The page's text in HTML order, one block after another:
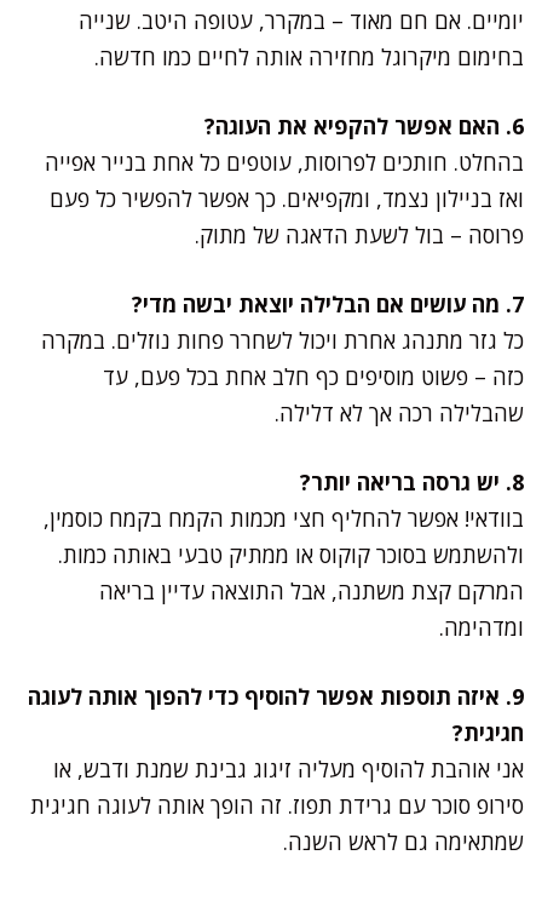
יומיים. אם חם מאוד – במקרר, עטופה היטב. שנייה
בחימום מיקרוגל מחזירה אותה לחיים כמו חדשה.
6. האם אפשר להקפיא את העוגה?
בהחלט. חותכים לפרוסות, עוטפים כל אחת בנייר אפייה
ואז בניילון נצמד, ומקפיאים. כך אפשר להפשיר כל פעם
פרוסה – בול לשעת הדאגה של מתוק.
7. מה עושים אם הבלילה יוצאת יבשה מדי?
כל גזר מתנהג אחרת ויכול לשחרר פחות נוזלים. במקרה
כזה – פשוט מוסיפים כף חלב אחת בכל פעם, עד
שהבלילה רכה אך לא דלילה.
8. יש גרסה בריאה יותר?
בוודאי! אפשר להחליף חצי מכמות הקמח בקמח כוסמין,
ולהשתמש בסוכר קוקוס או ממתיק טבעי באותה כמות.
המרקם קצת משתנה, אבל התוצאה עדיין בריאה
ומדהימה.
9. איזה תוספות אפשר להוסיף כדי להפוך אותה לעוגה
חגיגית?
אני אוהבת להוסיף מעליה זיגוג גבינת שמנת ודבש, או
סירופ סוכר עם גרידת תפוז. זה הופך אותה לעוגה חגיגית
שמתאימה גם לראש השנה.